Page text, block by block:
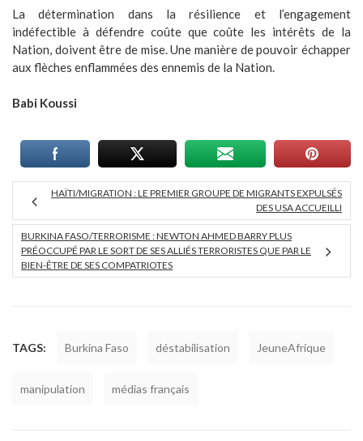
La détermination dans la résilience et l’engagement
indéfectible à défendre coûte que coûte les intérêts de la
Nation, doivent être de mise. Une manière de pouvoir échapper
aux flèches enflammées des ennemis de la Nation.
Babi Koussi
HAÏTI/MIGRATION : LE PREMIER GROUPE DE MIGRANTS EXPULSÉS
DES USA ACCUEILLI
BURKINA FASO/TERRORISME : NEWTON AHMED BARRY PLUS
PRÉOCCUPÉ PAR LE SORT DE SES ALLIÉS TERRORISTES QUE PAR LE
BIEN-ÊTRE DE SES COMPATRIOTES
TAGS: Burkina Faso déstabilisation JeuneAfrique
manipulation médias français